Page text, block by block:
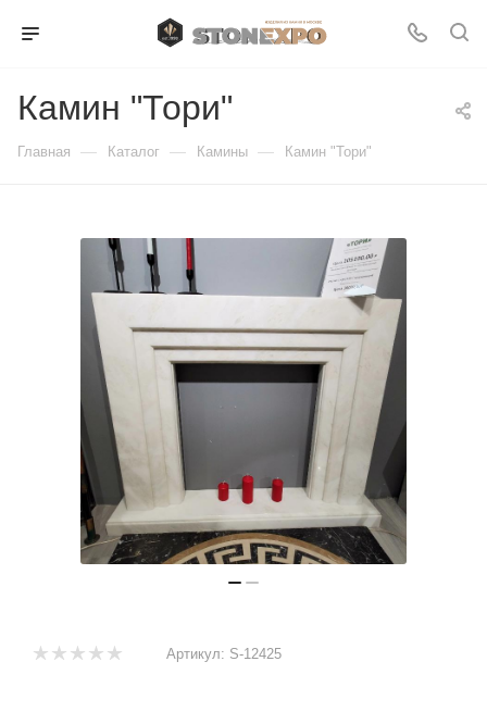
Камин "Тори"
Главная — Каталог — Камины — Камин "Тори"
Артикул: S-12425